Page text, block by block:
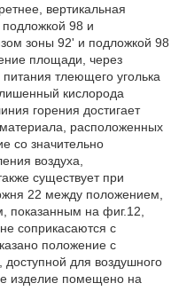
вертикальная
98 и
зоны 92' и подложкой 98
площади, через
тлеющего уголька
кислорода
горения достигает
расположенных
со значительно
воздуха,
существует при
22 между положением,
показанным на фиг.12,
соприкасаются с
положение с
для воздушного
изделие помещено на